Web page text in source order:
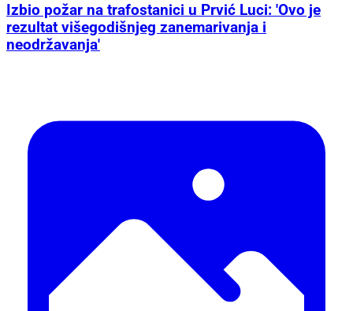
Izbio požar na trafostanici u Prvić Luci: 'Ovo je
rezultat višegodišnjeg zanemarivanja i
neodržavanja'